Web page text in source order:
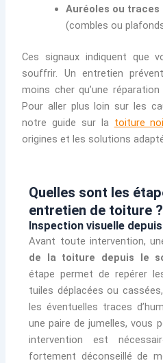
Auréoles ou traces
(combles ou
Ces signaux indiquent que
souffrir. Un entretien
moins cher qu’une
Pour aller plus loin sur les
notre guide sur la toiture
origines et les solutions
Quelles sont les
entretien de toiture ?
Inspection visuelle
Avant toute intervention,
de la toiture depuis le
étape permet de repérer
tuiles déplacées ou
les éventuelles traces
une paire de jumelles, vous
intervention est
fortement déconseillé de